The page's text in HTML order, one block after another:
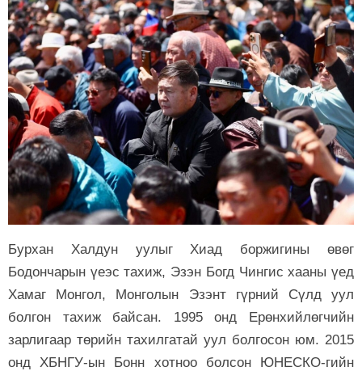
Бурхан Халдун уулыг Хиад боржигины өвөг
Бодончарын үеэс тахиж, Эзэн Богд Чингис хааны үед
Хамаг Монгол, Монголын Эзэнт гүрний Сүлд уул
болгон тахиж байсан. 1995 онд Ерөнхийлөгчийн
зарлигаар төрийн тахилгатай уул болгосон юм. 2015
онд ХБНГУ-ын Бонн хотноо болсон ЮНЕСКО-гийн